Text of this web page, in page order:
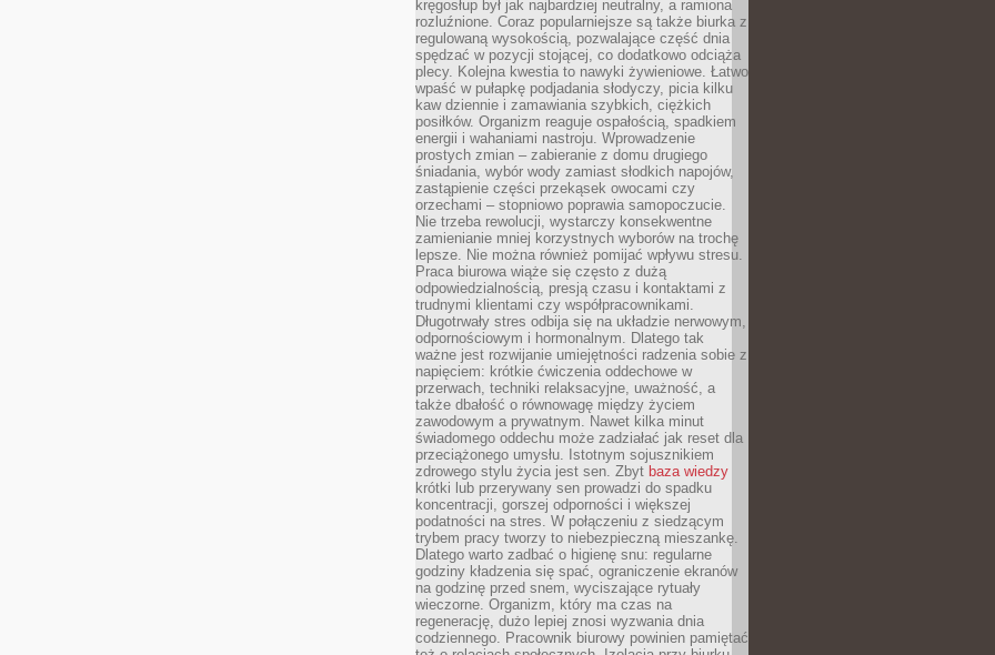
kręgosłup był jak najbardziej neutralny, a ramiona
rozluźnione. Coraz popularniejsze są także biurka z
regulowaną wysokością, pozwalające część dnia
spędzać w pozycji stojącej, co dodatkowo odciąża
plecy. Kolejna kwestia to nawyki żywieniowe. Łatwo
wpaść w pułapkę podjadania słodyczy, picia kilku
kaw dziennie i zamawiania szybkich, ciężkich
posiłków. Organizm reaguje ospałością, spadkiem
energii i wahaniami nastroju. Wprowadzenie
prostych zmian – zabieranie z domu drugiego
śniadania, wybór wody zamiast słodkich napojów,
zastąpienie części przekąsek owocami czy
orzechami – stopniowo poprawia samopoczucie.
Nie trzeba rewolucji, wystarczy konsekwentne
zamienianie mniej korzystnych wyborów na trochę
lepsze. Nie można również pomijać wpływu stresu.
Praca biurowa wiąże się często z dużą
odpowiedzialnością, presją czasu i kontaktami z
trudnymi klientami czy współpracownikami.
Długotrwały stres odbija się na układzie nerwowym,
odpornościowym i hormonalnym. Dlatego tak
ważne jest rozwijanie umiejętności radzenia sobie z
napięciem: krótkie ćwiczenia oddechowe w
przerwach, techniki relaksacyjne, uważność, a
także dbałość o równowagę między życiem
zawodowym a prywatnym. Nawet kilka minut
świadomego oddechu może zadziałać jak reset dla
przeciążonego umysłu. Istotnym sojusznikiem
zdrowego stylu życia jest sen. Zbyt baza wiedzy
krótki lub przerywany sen prowadzi do spadku
koncentracji, gorszej odporności i większej
podatności na stres. W połączeniu z siedzącym
trybem pracy tworzy to niebezpieczną mieszankę.
Dlatego warto zadbać o higienę snu: regularne
godziny kładzenia się spać, ograniczenie ekranów
na godzinę przed snem, wyciszające rytuały
wieczorne. Organizm, który ma czas na
regenerację, dużo lepiej znosi wyzwania dnia
codziennego. Pracownik biurowy powinien pamiętać